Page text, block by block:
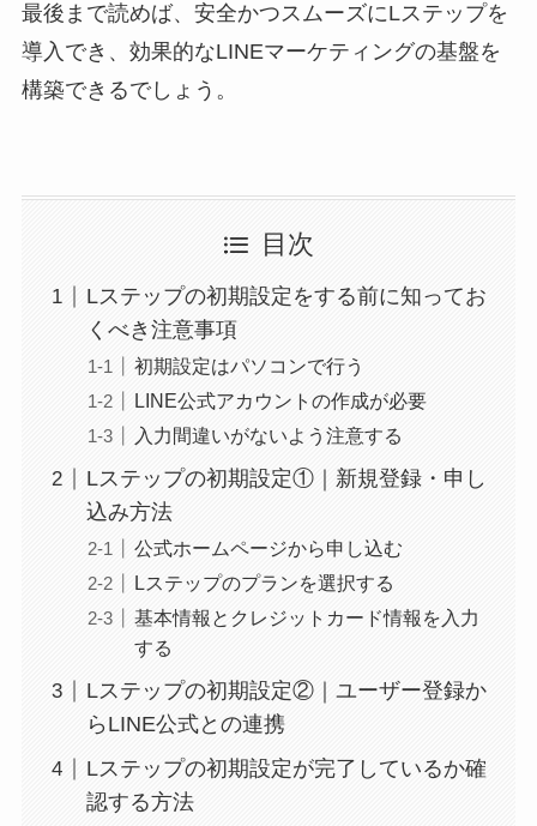
最後まで読めば、安全かつスムーズにLステップを
導入でき、効果的なLINEマーケティングの基盤を
構築できるでしょう。
目次
Lステップの初期設定をする前に知ってお
くべき注意事項
初期設定はパソコンで行う
LINE公式アカウントの作成が必要
入力間違いがないよう注意する
Lステップの初期設定①｜新規登録・申し
込み方法
公式ホームページから申し込む
Lステップのプランを選択する
基本情報とクレジットカード情報を入力
する
Lステップの初期設定②｜ユーザー登録か
らLINE公式との連携
Lステップの初期設定が完了しているか確
認する方法